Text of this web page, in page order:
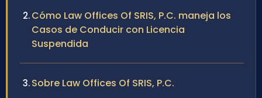
Cómo Law Offices Of SRIS, P.C. maneja los
Casos de Conducir con Licencia
Suspendida
Sobre Law Offices Of SRIS, P.C.